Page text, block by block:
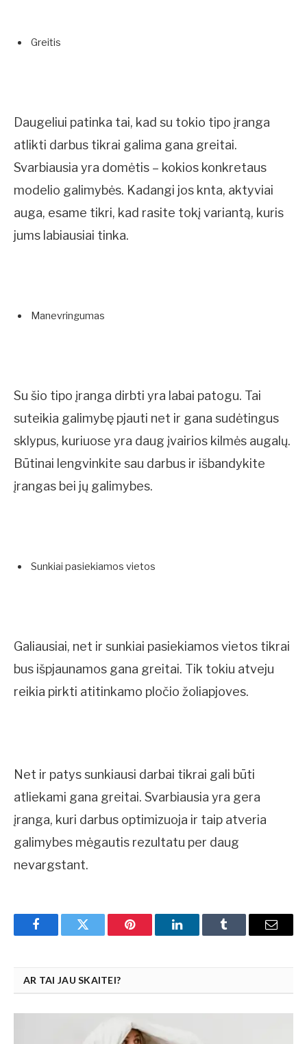
Greitis
Daugeliui patinka tai, kad su tokio tipo įranga
atlikti darbus tikrai galima gana greitai.
Svarbiausia yra domėtis – kokios konkretaus
modelio galimybės. Kadangi jos knta, aktyviai
auga, esame tikri, kad rasite tokį variantą, kuris
jums labiausiai tinka.
Manevringumas
Su šio tipo įranga dirbti yra labai patogu. Tai
suteikia galimybę pjauti net ir gana sudėtingus
sklypus, kuriuose yra daug įvairios kilmės augalų.
Būtinai lengvinkite sau darbus ir išbandykite
įrangas bei jų galimybes.
Sunkiai pasiekiamos vietos
Galiausiai, net ir sunkiai pasiekiamos vietos tikrai
bus išpjaunamos gana greitai. Tik tokiu atveju
reikia pirkti atitinkamo pločio žoliapjoves.
Net ir patys sunkiausi darbai tikrai gali būti
atliekami gana greitai. Svarbiausia yra gera
įranga, kuri darbus optimizuoja ir taip atveria
galimybes mėgautis rezultatu per daug
nevargstant.
FacebookTwitter Pinterest LinkedInTumblr Email
AR TAI JAU SKAITEI?